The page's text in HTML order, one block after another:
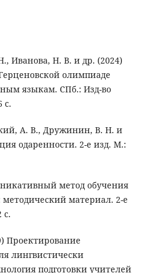
Иванова, Н. В. и др. (2024)
олимпиаде
языкам. СПб.: Изд-во
с.
А. В., Дружинин, В. Н. и
одаренности. 2-е изд. М.:
метод обучения
материал. 2-е
с.
Проектирование
лингвистически
подготовки учителей